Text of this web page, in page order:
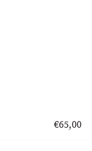
€65,00